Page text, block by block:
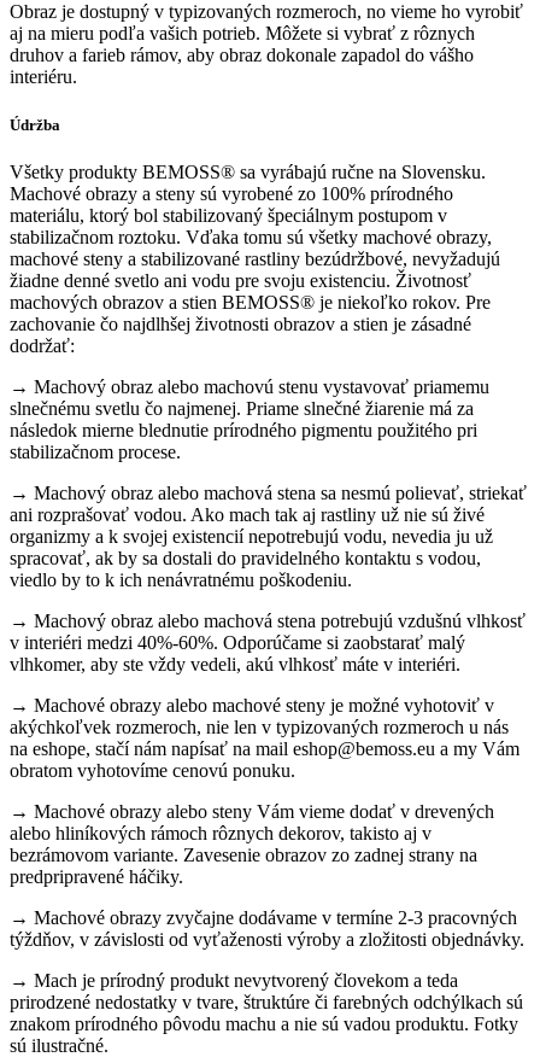
Obraz je dostupný v typizovaných rozmeroch, no vieme ho vyrobiť
aj na mieru podľa vašich potrieb. Môžete si vybrať z rôznych
druhov a farieb rámov, aby obraz dokonale zapadol do vášho
interiéru.
Údržba
Všetky produkty BEMOSS® sa vyrábajú ručne na Slovensku.
Machové obrazy a steny sú vyrobené zo 100% prírodného
materiálu, ktorý bol stabilizovaný špeciálnym postupom v
stabilizačnom roztoku. Vďaka tomu sú všetky machové obrazy,
machové steny a stabilizované rastliny bezúdržbové, nevyžadujú
žiadne denné svetlo ani vodu pre svoju existenciu. Životnosť
machových obrazov a stien BEMOSS® je niekoľko rokov. Pre
zachovanie čo najdlhšej životnosti obrazov a stien je zásadné
dodržať:
→ Machový obraz alebo machovú stenu vystavovať priamemu
slnečnému svetlu čo najmenej. Priame slnečné žiarenie má za
následok mierne blednutie prírodného pigmentu použitého pri
stabilizačnom procese.
→ Machový obraz alebo machová stena sa nesmú polievať, striekať
ani rozprašovať vodou. Ako mach tak aj rastliny už nie sú živé
organizmy a k svojej existencií nepotrebujú vodu, nevedia ju už
spracovať, ak by sa dostali do pravidelného kontaktu s vodou,
viedlo by to k ich nenávratnému poškodeniu.
→ Machový obraz alebo machová stena potrebujú vzdušnú vlhkosť
v interiéri medzi 40%-60%. Odporúčame si zaobstarať malý
vlhkomer, aby ste vždy vedeli, akú vlhkosť máte v interiéri.
→ Machové obrazy alebo machové steny je možné vyhotoviť v
akýchkoľvek rozmeroch, nie len v typizovaných rozmeroch u nás
na eshope, stačí nám napísať na mail eshop@bemoss.eu a my Vám
obratom vyhotovíme cenovú ponuku.
→ Machové obrazy alebo steny Vám vieme dodať v drevených
alebo hliníkových rámoch rôznych dekorov, takisto aj v
bezrámovom variante. Zavesenie obrazov zo zadnej strany na
predpripravené háčiky.
→ Machové obrazy zvyčajne dodávame v termíne 2-3 pracovných
týždňov, v závislosti od vyťaženosti výroby a zložitosti objednávky.
→ Mach je prírodný produkt nevytvorený človekom a teda
prirodzené nedostatky v tvare, štruktúre či farebných odchýlkach sú
znakom prírodného pôvodu machu a nie sú vadou produktu. Fotky
sú ilustračné.